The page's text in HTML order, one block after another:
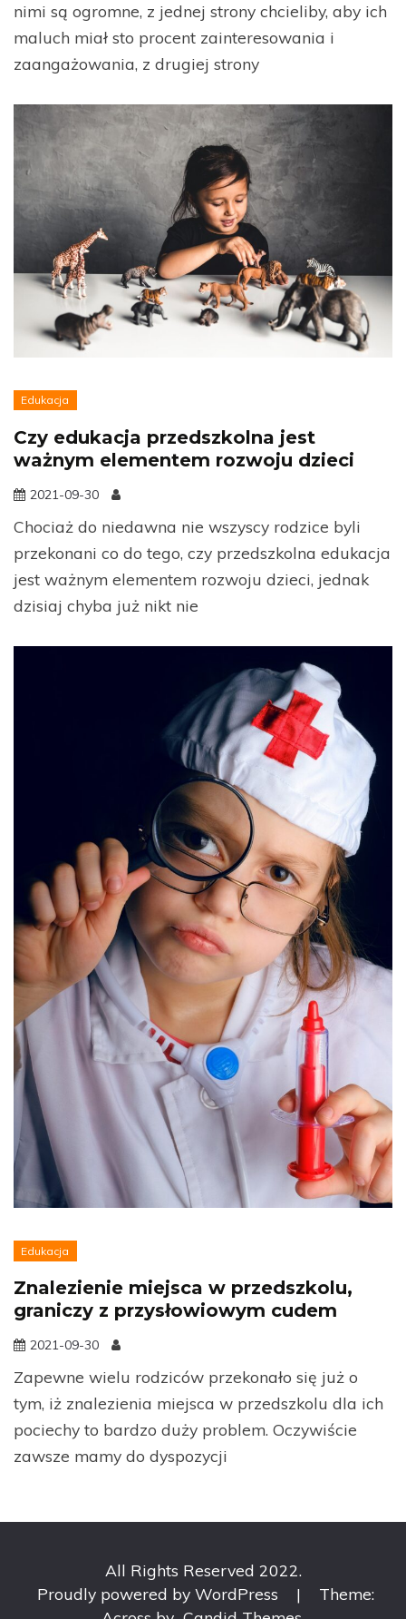
nimi są ogromne, z jednej strony chcieliby, aby ich
maluch miał sto procent zainteresowania i
zaangażowania, z drugiej strony
Edukacja
Czy edukacja przedszkolna jest
ważnym elementem rozwoju dzieci
2021-09-30
Chociaż do niedawna nie wszyscy rodzice byli
przekonani co do tego, czy przedszkolna edukacja
jest ważnym elementem rozwoju dzieci, jednak
dzisiaj chyba już nikt nie
Edukacja
Znalezienie miejsca w przedszkolu,
graniczy z przysłowiowym cudem
2021-09-30
Zapewne wielu rodziców przekonało się już o
tym, iż znalezienia miejsca w przedszkolu dla ich
pociechy to bardzo duży problem. Oczywiście
zawsze mamy do dyspozycji
All Rights Reserved 2022.
Proudly powered by WordPress
|
Theme: